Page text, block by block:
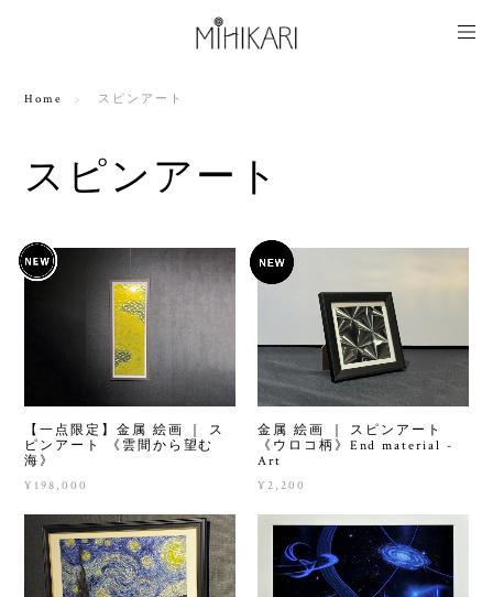
Home スピンアート
スピンアート
【一点限定】金属 絵画 ｜ ス
ピンアート 《雲間から望む
海》
¥198,000
金属 絵画 ｜ スピンアート
《ウロコ柄》End material -
Art
¥2,200